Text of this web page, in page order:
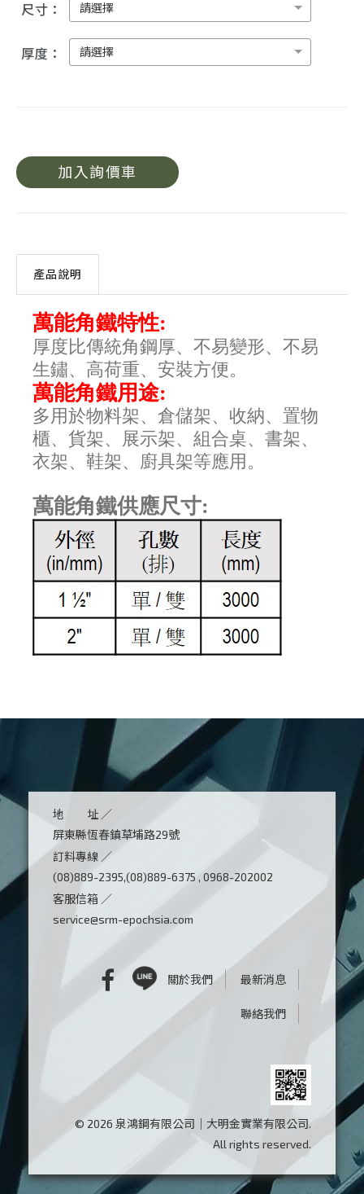
尺寸： 請選擇
厚度： 請選擇
加入詢價車
產品說明
萬能角鐵特性:
厚度比傳統角鋼厚、不易變形、不易
生鏽、高荷重、安裝方便。
萬能角鐵用途:
多用於物料架、倉儲架、收納、置物
櫃、貨架、展示架、組合桌、書架、
衣架、鞋架、廚具架等應用。
萬能角鐵供應尺寸:
地 址 ／
屏東縣恆春鎮草埔路29號
訂料專線 ／
(08)889-2395,(08)889-6375 , 0968-202002
客服信箱 ／
service@srm-epochsia.com
關於我們 最新消息
聯絡我們
© 2026 泉鴻鋼有限公司｜大明金實業有限公司.
All rights reserved.